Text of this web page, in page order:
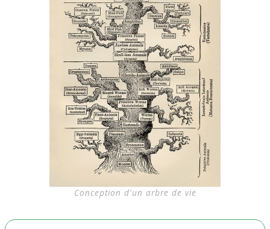
Conception d'un arbre de vie